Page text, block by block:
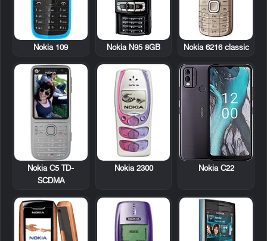
Nokia 6216 classic
Nokia N95 8GB
Nokia 109
Nokia C22
Nokia 2300
Nokia C5 TD-
SCDMA